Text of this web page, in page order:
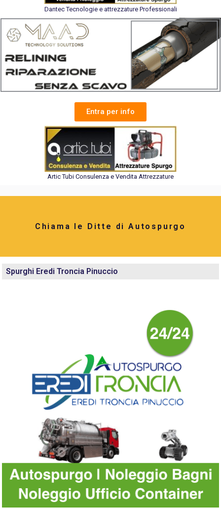
Dantec Tecnologie e attrezzature Professionali
Entra per info
Artic Tubi Consulenza e Vendita Attrezzature
Chiama le Ditte di Autospurgo
Spurghi Eredi Troncia Pinuccio